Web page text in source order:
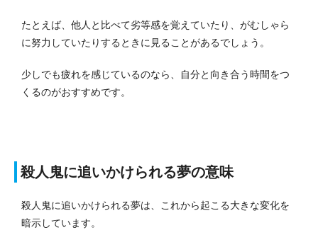
たとえば、他人と比べて劣等感を覚えていたり、がむしゃら
に努力していたりするときに見ることがあるでしょう。
少しでも疲れを感じているのなら、自分と向き合う時間をつ
くるのがおすすめです。
殺人鬼に追いかけられる夢の意味
殺人鬼に追いかけられる夢は、これから起こる大きな変化を
暗示しています。